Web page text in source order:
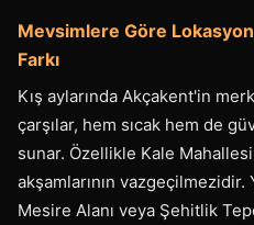
Mevsimlere Göre
Farkı
Kış aylarında Akçakent'in
çarşılar, hem sıcak hem de
sunar. Özellikle Kale
akşamlarının vazgeçilmezidir.
Mesire Alanı veya Şehitlik